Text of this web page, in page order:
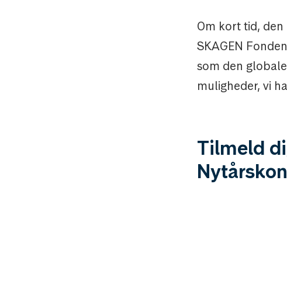
Om kort tid,
SKAGEN
som den
muligheder, vi
Tilmeld